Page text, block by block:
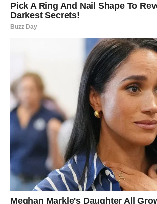
Mnogi Bikovi mogli bi dobiti priznanje,
priliku koja će ih dovesti korak bliže
Ako razmišljate o pokretanju vlastitog
projektu, zvijezde pokazuju da je pred
kojem hrabri potezi mogu donijeti velike
JEDNA OSOBA IGRA
ULOGU U VAŠOJ SREĆI
U narednom periodu u vaš život ulazi
imati veoma značajan uticaj na vašu